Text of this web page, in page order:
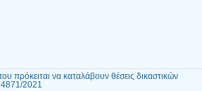
πρόκειται να καταλάβουν θέσεις δικαστικών
2021